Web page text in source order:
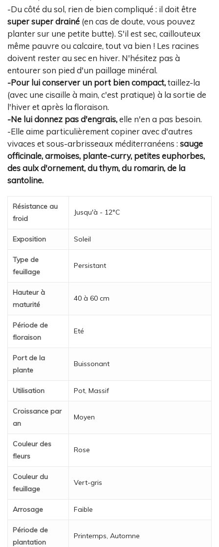
-Du côté du sol, rien de bien compliqué : il doit être
super super drainé (en cas de doute, vous pouvez
planter sur une petite butte). S'il est sec, caillouteux
même pauvre ou calcaire, tout va bien ! Les racines
doivent rester au sec en hiver. N'hésitez pas à
entourer son pied d'un paillage minéral.
-Pour lui conserver un port bien compact,taillez-la
(avec une cisaille à main, c'est pratique) à la sortie de
l'hiver et après la floraison.
-Ne lui donnez pas d'engrais,elle n'en a pas besoin.
-Elle aime particulièrement copiner avec d'autres
vivaces et sous-arbrisseaux méditerranéens : sauge
officinale, armoises, plante-curry, petites euphorbes,
des aulx d'ornement, du thym, du romarin, de la
santoline.
Résistance au
froid
Jusqu'à - 12°C
Exposition Soleil
Type de
feuillage
Persistant
Hauteur à
maturité
40 à 60 cm
Période de
floraison
Eté
Port de la
plante
Buissonant
Utilisation Pot, Massif
Croissance par
an
Moyen
Couleur des
fleurs
Rose
Couleur du
feuillage
Vert-gris
Arrosage Faible
Période de
plantation
Printemps, Automne